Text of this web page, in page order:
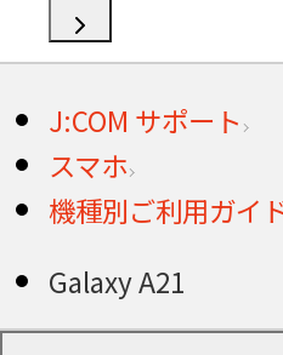
J:COM サポート
スマホ
機種別ご利用ガイ
Galaxy A21